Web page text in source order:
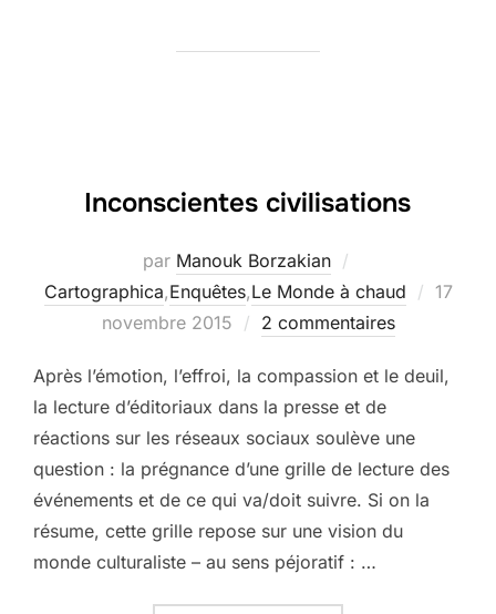
Inconscientes civilisations
par Manouk Borzakian
Cartographica,Enquêtes,Le Monde à chaud
Publié
17
novembre 2015
2 commentaires
Après l’émotion, l’effroi, la compassion et le deuil,
la lecture d’éditoriaux dans la presse et de
réactions sur les réseaux sociaux soulève une
question : la prégnance d’une grille de lecture des
événements et de ce qui va/doit suivre. Si on la
résume, cette grille repose sur une vision du
monde culturaliste – au sens péjoratif : …